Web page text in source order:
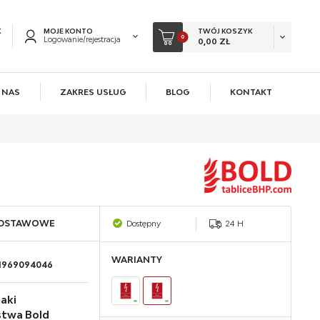
MOJE KONTO
Logowanie/rejestracja
swoich danych przy kolejnych zakupach
i kuponów promocyjnych
0
TWÓJ KOSZYK
0,00 ZŁ
NAS ZAKRES USŁUG BLOG KONTAKT
Bold
Dostępny 24 H
WARIANTY